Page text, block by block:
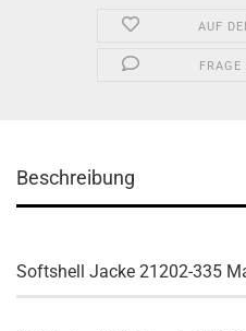
AUF
Beschreibung
Softshell Jacke 21202-335